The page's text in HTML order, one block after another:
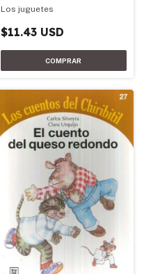
Los juguetes
$11.43 USD